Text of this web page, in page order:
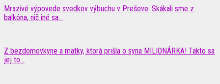
Mrazivé výpovede svedkov výbuchu v Prešove: Skákali sme z
balkóna, nič iné sa...
Z bezdomovkyne a matky, ktorá prišla o syna MILIONÁRKA! Takto sa
jej to...